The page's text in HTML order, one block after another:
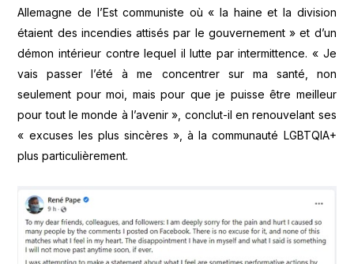
Allemagne de l’Est communiste où « la haine et la division
étaient des incendies attisés par le gouvernement » et d’un
démon intérieur contre lequel il lutte par intermittence. « Je
vais passer l’été à me concentrer sur ma santé, non
seulement pour moi, mais pour que je puisse être meilleur
pour tout le monde à l’avenir », conclut-il en renouvelant ses
« excuses les plus sincères », à la communauté LGBTQIA+
plus particulièrement.